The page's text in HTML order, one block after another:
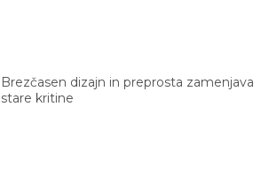
Brezčasen dizajn in preprosta zamenjava
stare kritine